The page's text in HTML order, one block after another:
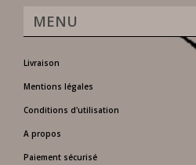
MENU
Livraison
Mentions légales
Conditions d'utilisation
A propos
Paiement sécurisé